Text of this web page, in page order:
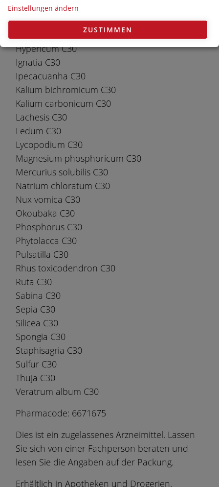
Gelsemium C30
Graphites C30
Hepar sulfuris C30
Hypericum C30
Ignatia C30
Ipecacuanha C30
Kalium bichromicum C30
Kalium carbonicum C30
Lachesis C30
Ledum C30
Lycopodium C30
Magnesium phosphoricum C30
Mercurius solubilis C30
Natrium chloratum C30
Nux vomica C30
Okoubaka C30
Phosphorus C30
Phytolacca C30
Pulsatilla C30
Rhus toxicodendron C30
Ruta C30
Sabina C30
Sepia C30
Silicea C30
Spongia C30
Staphisagria C30
Sulfur C30
Thuja C30
Veratrum album C30
Pharmacode: 6671675
Dies ist ein zugelassenes Arzneimittel. Lassen
Sie sich von einer Fachperson beraten und
lesen Sie die Angaben auf der Packung.
Erhältlich in Apotheken und Drogerien.
Einstellungen ändern
ZUSTIMMEN